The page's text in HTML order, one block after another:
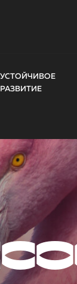
УСТОЙЧИВОЕ
РАЗВИТИЕ